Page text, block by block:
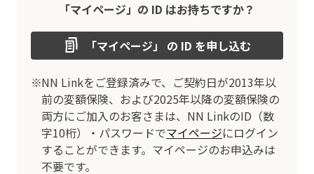
「マイページ」の ID はお持ちですか？
「マイページ」 の ID を申し込む
NN Linkをご登録済みで、ご契約日が2013年以
前の変額保険、および2025年以降の変額保険の
両方にご加入のお客さまは、NN LinkのID（数
字10桁）・パスワードでマイページにログイン
することができます。マイページのお申込みは
不要です。